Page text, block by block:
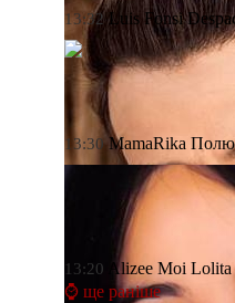
13:32 Luis Fonsi
13:30 MamaRika
13:20 Alizee Moi Lolita
⌚ ще раніше